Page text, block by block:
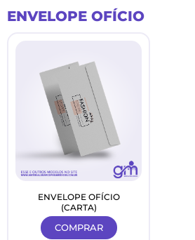
para
ENVELOPE OFÍCIO
ENVELOPE OFÍCIO
(CARTA)
COMPRAR